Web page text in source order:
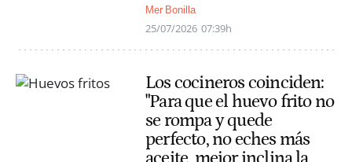
Mer Bonilla
25/07/2026 07:39h
Los cocineros coinciden:
"Para que el huevo frito no
se rompa y quede
perfecto, no eches más
aceite, mejor inclina la